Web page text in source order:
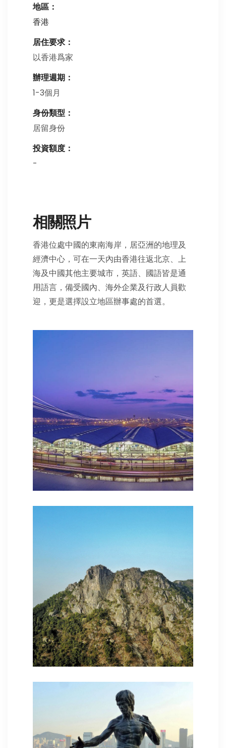
地區：
香港
居住要求：
以香港爲家
辦理週期：
1-3個月
身份類型：
居留身份
投資額度：
-
相關照片
香港位處中國的東南海岸，居亞洲的地理及
經濟中心，可在一天內由香港往返北京、上
海及中國其他主要城市，英語、國語皆是通
用語言，備受國內、海外企業及行政人員歡
迎，更是選擇設立地區辦事處的首選。